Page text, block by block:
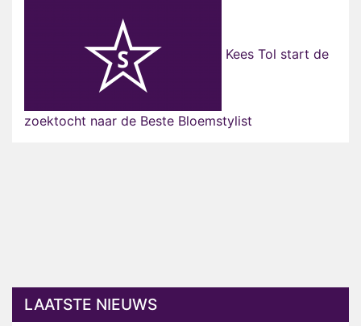
Kees Tol start de
zoektocht naar de Beste Bloemstylist
LAATSTE NIEUWS